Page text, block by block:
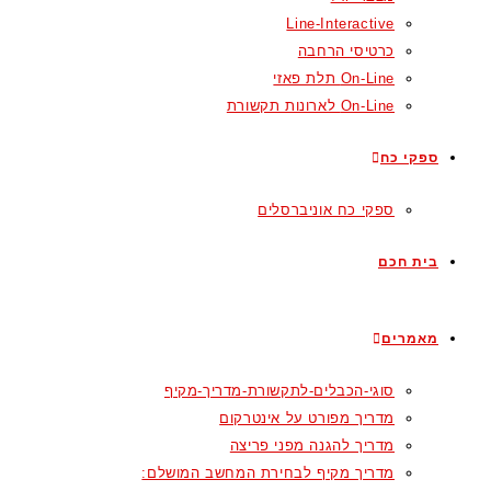
Line-Interactive
כרטיסי הרחבה
On-Line תלת פאזי
On-Line לארונות תקשורת
ספקי כח
ספקי כח אוניברסלים
בית חכם
מאמרים
סוגי-הכבלים-לתקשורת-מדריך-מקיף
מדריך מפורט על אינטרקום
מדריך להגנה מפני פריצה
מדריך מקיף לבחירת המחשב המושלם: